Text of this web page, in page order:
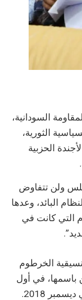
السودانية،
الثورية،
الحزبية
ولن تتفاوض
البائد، وعدها
التي كانت في
الخرطوم
باسمها، في أول
2018.